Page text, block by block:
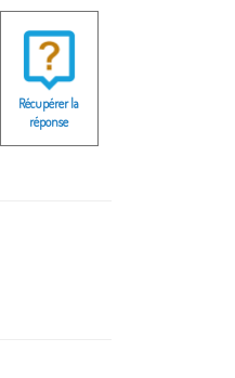
Récupérer la
réponse